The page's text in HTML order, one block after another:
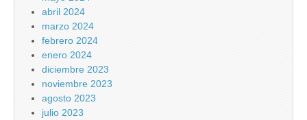
abril 2024
marzo 2024
febrero 2024
enero 2024
diciembre 2023
noviembre 2023
agosto 2023
julio 2023